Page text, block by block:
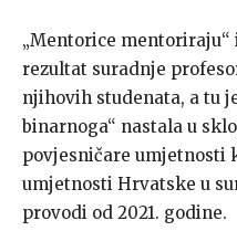
„Mentorice
rezultat suradnje
njihovih studenata, a tu
binarnoga“ nastala u
povjesničare umjetnosti
umjetnosti Hrvatske u
provodi od 2021. godine.